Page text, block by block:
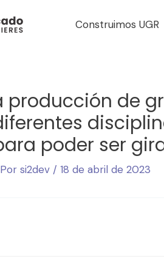
Construimos UGR
producción de
poder ser
si2dev / 18 de abril de 2023